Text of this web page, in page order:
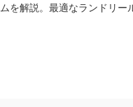
ムを解説。最適なランドリー
て、家事時間を劇的に短縮